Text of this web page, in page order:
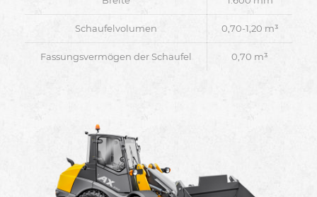
Schaufelvolumen 0,70-1,20 m³
Fassungsvermögen der Schaufel 0,70 m³